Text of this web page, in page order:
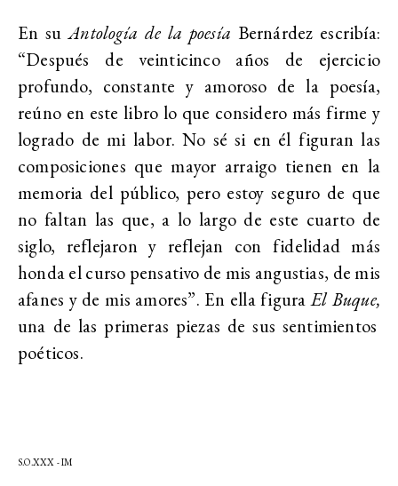
En suAntología de la poesía Bernárdez escribía:
“Después de veinticinco años de ejercicio
profundo, constante y amoroso de la poesía,
reúno en este libro lo que considero más firme y
logrado de mi labor. No sé si en él figuran las
composiciones que mayor arraigo tienen en la
memoria del público, pero estoy seguro de que
no faltan las que, a lo largo de este cuarto de
siglo, reflejaron y reflejan con fidelidad más
honda el curso pensativo de mis angustias, de mis
afanes y de mis amores”. En ella figuraEl Buque,
una de las primeras piezas de sus sentimientos
poéticos.
S.O.XXX - IM